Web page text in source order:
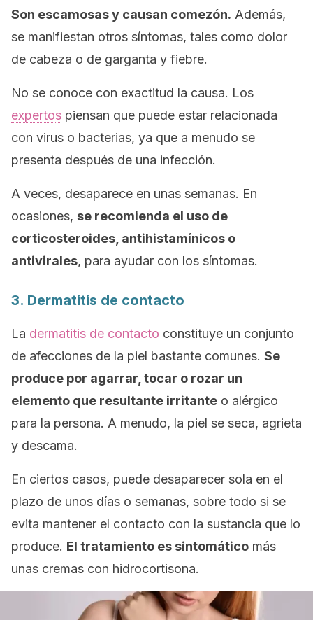
Son escamosas y causan comezón. Además,
se manifiestan otros síntomas, tales como dolor
de cabeza o de garganta y fiebre.
No se conoce con exactitud la causa. Los
expertos piensan que puede estar relacionada
con virus o bacterias, ya que a menudo se
presenta después de una infección.
A veces, desaparece en unas semanas. En
ocasiones, se recomienda el uso de
corticosteroides, antihistamínicos o
antivirales, para ayudar con los síntomas.
3. Dermatitis de contacto
La dermatitis de contacto constituye un conjunto
de afecciones de la piel bastante comunes. Se
produce por agarrar, tocar o rozar un
elemento que resultante irritante o alérgico
para la persona. A menudo, la piel se seca, agrieta
y descama.
En ciertos casos, puede desaparecer sola en el
plazo de unos días o semanas, sobre todo si se
evita mantener el contacto con la sustancia que lo
produce. El tratamiento es sintomático más
unas cremas con hidrocortisona.